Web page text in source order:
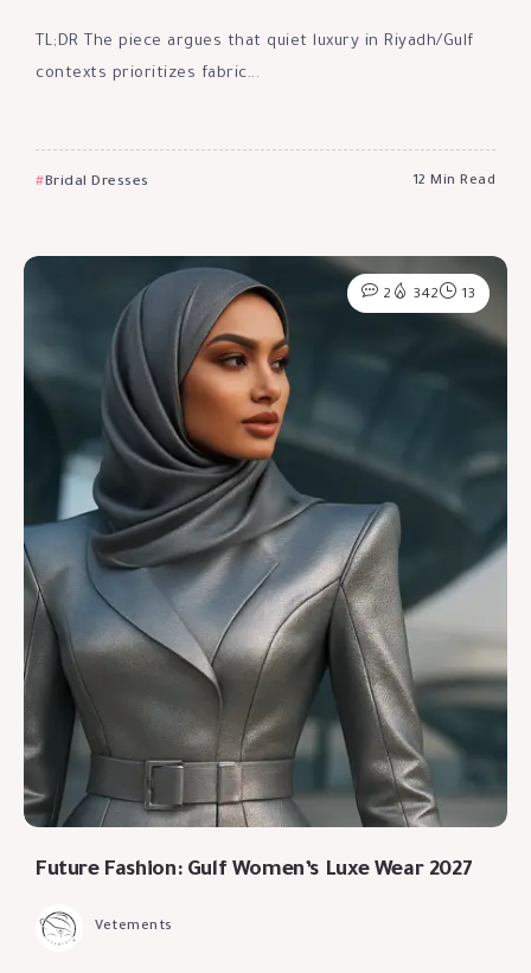
TL;DR The piece argues that quiet luxury in Riyadh/Gulf
contexts prioritizes fabric...
Bridal Dresses 12 Min Read
2 342 13
Future Fashion: Gulf Women’s Luxe Wear 2027
Vetements